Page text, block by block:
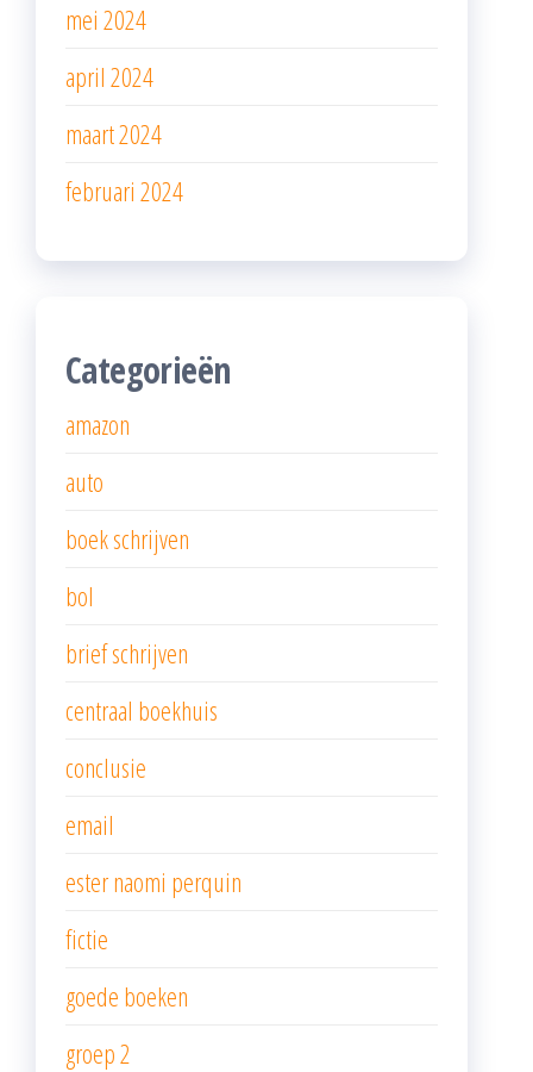
mei 2024
april 2024
maart 2024
februari 2024
Categorieën
amazon
auto
boek schrijven
bol
brief schrijven
centraal boekhuis
conclusie
email
ester naomi perquin
fictie
goede boeken
groep 2